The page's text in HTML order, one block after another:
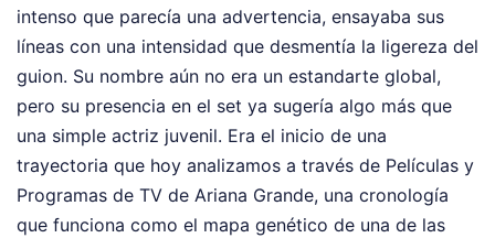
intenso que parecía una advertencia, ensayaba sus
líneas con una intensidad que desmentía la ligereza del
guion. Su nombre aún no era un estandarte global,
pero su presencia en el set ya sugería algo más que
una simple actriz juvenil. Era el inicio de una
trayectoria que hoy analizamos a través de Películas y
Programas de TV de Ariana Grande, una cronología
que funciona como el mapa genético de una de las